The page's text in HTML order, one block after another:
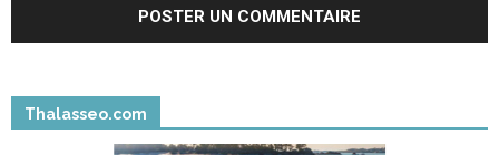
Thalasseo.com